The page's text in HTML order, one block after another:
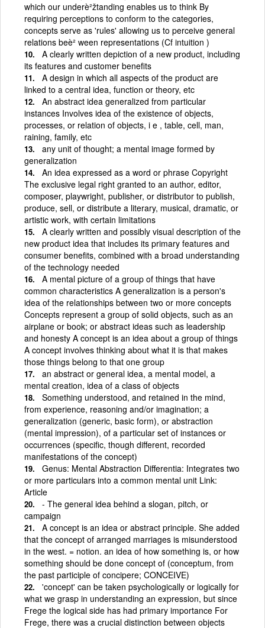
which our underè²žtanding enables us to think By
requiring perceptions to conform to the categories,
concepts serve as 'rules' allowing us to perceive general
relations beè² ween representations (Cf intuition )
A clearly written depiction of a new product, including
its features and customer benefits
A design in which all aspects of the product are
linked to a central idea, function or theory, etc
An abstract idea generalized from particular
instances Involves idea of the existence of objects,
processes, or relation of objects, i e , table, cell, man,
raining, family, etc
any unit of thought; a mental image formed by
generalization
An idea expressed as a word or phrase Copyright
The exclusive legal right granted to an author, editor,
composer, playwright, publisher, or distributor to publish,
produce, sell, or distribute a literary, musical, dramatic, or
artistic work, with certain limitations
A clearly written and possibly visual description of the
new product idea that includes its primary features and
consumer benefits, combined with a broad understanding
of the technology needed
A mental picture of a group of things that have
common characteristics A generalization is a person's
idea of the relationships between two or more concepts
Concepts represent a group of solid objects, such as an
airplane or book; or abstract ideas such as leadership
and honesty A concept is an idea about a group of things
A concept involves thinking about what it is that makes
those things belong to that one group
an abstract or general idea, a mental model, a
mental creation, idea of a class of objects
Something understood, and retained in the mind,
from experience, reasoning and/or imagination; a
generalization (generic, basic form), or abstraction
(mental impression), of a particular set of instances or
occurrences (specific, though different, recorded
manifestations of the concept)
Genus: Mental Abstraction Differentia: Integrates two
or more particulars into a common mental unit Link:
Article
- The general idea behind a slogan, pitch, or
campaign
A concept is an idea or abstract principle. She added
that the concept of arranged marriages is misunderstood
in the west. = notion. an idea of how something is, or how
something should be done concept of (conceptum, from
the past participle of concipere; CONCEIVE)
'concept' can be taken psychologically or logically for
what we grasp in understanding an expression, but since
Frege the logical side has had primary importance For
Frege, there was a crucial distinction between objects